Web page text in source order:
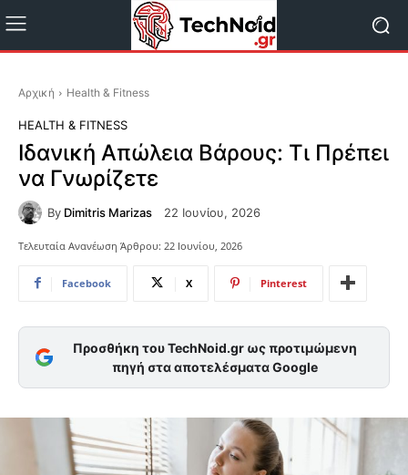
Αρχική Health & Fitness
HEALTH & FITNESS
Ιδανική Απώλεια Βάρους: Τι Πρέπει
να Γνωρίζετε
By Dimitris Marizas 22 Ιουνίου, 2026
Τελευταία Ανανέωση Άρθρου: 22 Ιουνίου, 2026
Facebook X Pinterest
Προσθήκη του TechNoid.gr ως προτιμώμενη
πηγή στα αποτελέσματα Google